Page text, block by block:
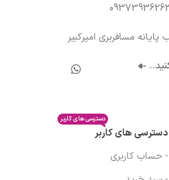
پایانه مسافربری امیرکبیر
..
دسترسی های کاربر
دسترسی های کاربر
- حساب کاربری